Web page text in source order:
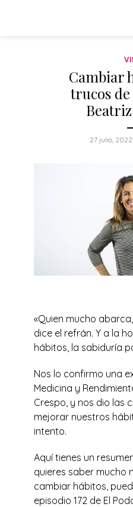
Cambiar
trucos
27 julio, 2022
«Quien mucho
dice el refrán. Y a la
hábitos, la sabiduría
Nos lo confirmo una
Medicina y
Crespo, y nos dio las
mejorar nuestros
intento.
Aquí tienes un
quieres saber mucho
cambiar hábitos,
episodio 172 de El